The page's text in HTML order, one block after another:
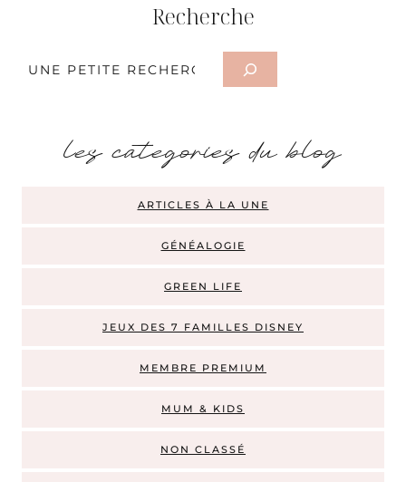
Recherche
les categories du blog
ARTICLES À LA UNE
GÉNÉALOGIE
GREEN LIFE
JEUX DES 7 FAMILLES DISNEY
MEMBRE PREMIUM
MUM & KIDS
NON CLASSÉ